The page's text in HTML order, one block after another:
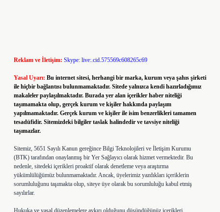
Reklam ve İletişim: Skype: live:.cid.575569c608265c69
Yasal Uyarı: Bu internet sitesi, herhangi bir marka, kurum veya şahıs şirketi
ile hiçbir bağlantısı bulunmamaktadır. Sitede yalnızca kendi hazırladığımız
makaleler paylaşılmaktadır. Burada yer alan içerikler haber niteliği
taşımamakta olup, gerçek kurum ve kişiler hakkında paylaşım
yapılmamaktadır. Gerçek kurum ve kişiler ile isim benzerlikleri tamamen
tesadüfidir. Sitemizdeki bilgiler taslak halindedir ve tavsiye niteliği
taşımazlar.
Sitemiz, 5651 Sayılı Kanun gereğince Bilgi Teknolojileri ve İletişim Kurumu
(BTK) tarafından onaylanmış bir Yer Sağlayıcı olarak hizmet vermektedir. Bu
nedenle, sitedeki içerikleri proaktif olarak denetleme veya araştırma
yükümlülüğümüz bulunmamaktadır. Ancak, üyelerimiz yazdıkları içeriklerin
sorumluluğunu taşımakta olup, siteye üye olarak bu sorumluluğu kabul etmiş
sayılırlar.
Hukuka ve yasal düzenlemelere aykırı olduğunu düşündüğünüz içerikleri,